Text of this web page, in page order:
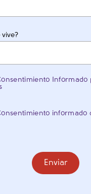
vive?
Informado
informado